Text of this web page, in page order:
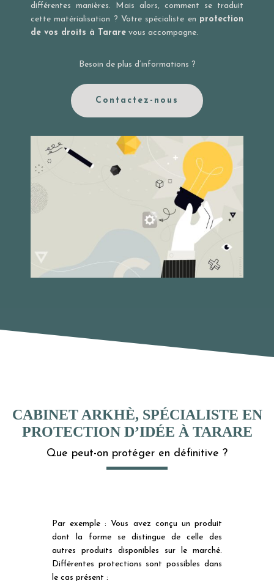
différentes manières. Mais alors, comment se traduit
cette matérialisation ? Votre spécialiste en protection
de vos droits à Tarare vous accompagne.
Besoin de plus d’informations ?
Contactez-nous
CABINET ARKHÈ, SPÉCIALISTE EN
PROTECTION D’IDÉE À TARARE
Que peut-on protéger en définitive ?
Par exemple : Vous avez conçu un produit
dont la forme se distingue de celle des
autres produits disponibles sur le marché.
Différentes protections sont possibles dans
le cas présent :